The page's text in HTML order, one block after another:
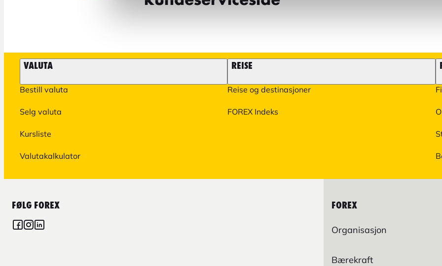
VALUTA
Bestill valuta
Selg valuta
Kursliste
Valutakalkulator
REISE
Reise og destinasjoner
FOREX Indeks
FØLG FOREX FOREX
Organisasjon
Bærekraft